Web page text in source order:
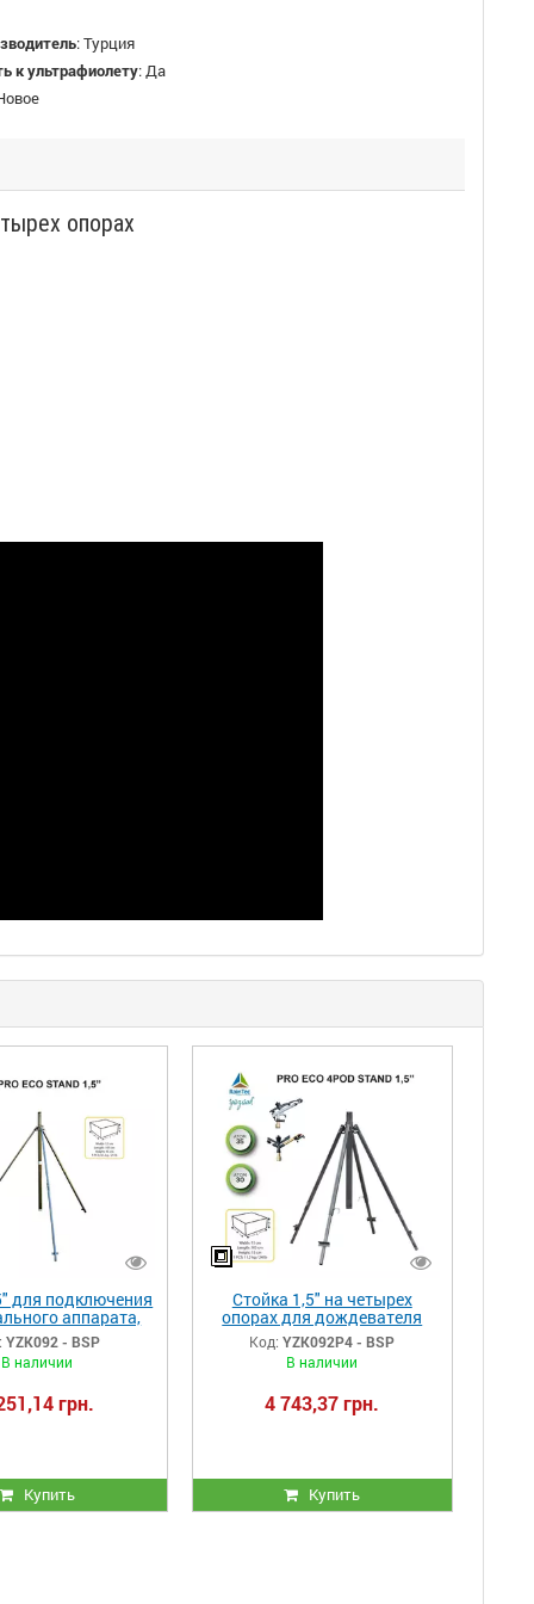
:Турция
к ультрафиолету:Да
опорах
для подключения
аппарата,
на трёх опорах
YZK092 - BSP
В наличии
грн.
Купить
Стойка 1,5" на четырех
опорах для дождевателя
(спринклера)
Код: YZK092P4 - BSP
В наличии
4 743,37 грн.
Купить